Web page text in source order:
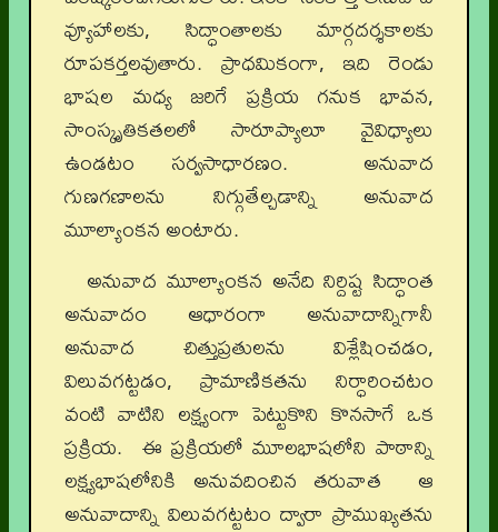
వ్యూహాలకు, సిద్ధాంతాలకు మార్గదర్శకాలకు
రూపకర్తలవుతారు. ప్రాధమికంగా, ఇది రెండు
భాషల మధ్య జరిగే ప్రక్రియ గనుక భావన,
సాంస్కృతికతలలో సారూప్యాలూ వైవిధ్యాలు
ఉండటం సర్వసాధారణం. అనువాద
గుణగణాలను నిగ్గుతేల్చడాన్ని అనువాద
మూల్యాంకన అంటారు.
అనువాద మూల్యాంకన అనేది నిర్దిష్ట సిద్ధాంత
అనువాదం ఆధారంగా అనువాదాన్నిగానీ
అనువాద చిత్తుప్రతులను విశ్లేషించడం,
విలువగట్టడం, ప్రామాణికతను నిర్ధారించటం
వంటి వాటిని లక్ష్యంగా పెట్టుకొని కొనసాగే ఒక
ప్రక్రియ. ఈ ప్రక్రియలో మూలభాషలోని పాఠాన్ని
లక్ష్యభాషలోనికి అనువదించిన తరువాత ఆ
అనువాదాన్ని విలువగట్టటం ద్వారా ప్రాముఖ్యతను